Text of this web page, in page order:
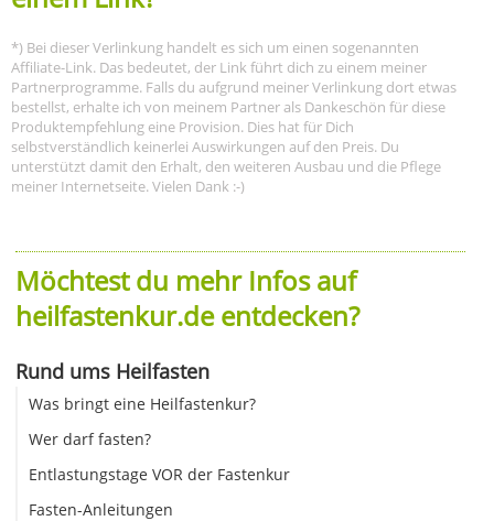
*) Bei dieser Verlinkung handelt es sich um einen sogenannten
Affiliate-Link. Das bedeutet, der Link führt dich zu einem meiner
Partnerprogramme. Falls du aufgrund meiner Verlinkung dort etwas
bestellst, erhalte ich von meinem Partner als Dankeschön für diese
Produktempfehlung eine Provision. Dies hat für Dich
selbstverständlich keinerlei Auswirkungen auf den Preis. Du
unterstützt damit den Erhalt, den weiteren Ausbau und die Pflege
meiner Internetseite. Vielen Dank :-)
Möchtest du mehr Infos auf
heilfastenkur.de entdecken?
Rund ums Heilfasten
Was bringt eine Heilfastenkur?
Wer darf fasten?
Entlastungstage VOR der Fastenkur
Fasten-Anleitungen